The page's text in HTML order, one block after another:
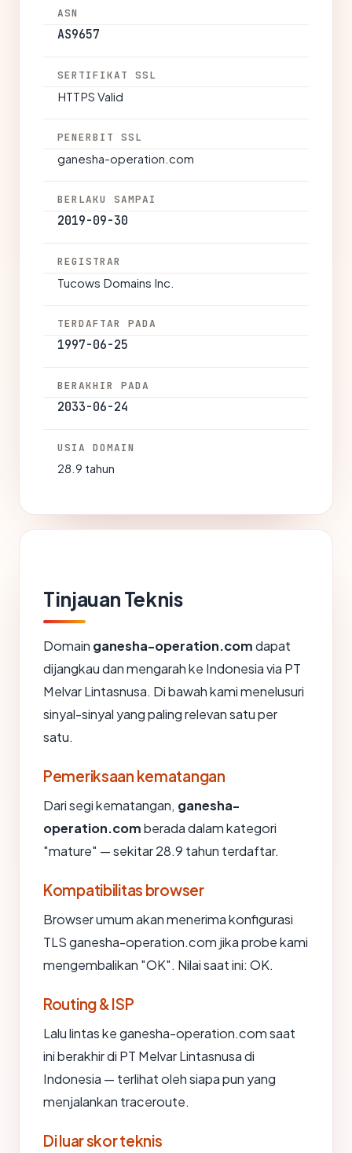
ASN
AS9657
SERTIFIKAT SSL
HTTPS Valid
PENERBIT SSL
ganesha-operation.com
BERLAKU SAMPAI
2019-09-30
REGISTRAR
Tucows Domains Inc.
TERDAFTAR PADA
1997-06-25
BERAKHIR PADA
2033-06-24
USIA DOMAIN
28.9 tahun
Tinjauan Teknis
Domain ganesha-operation.comdapat
dijangkau dan mengarah ke Indonesia via PT
Melvar Lintasnusa. Di bawah kami menelusuri
sinyal-sinyal yang paling relevan satu per
satu.
Pemeriksaan kematangan
Dari segi kematangan, ganesha-
operation.comberada dalam kategori
"mature" — sekitar 28.9 tahun terdaftar.
Kompatibilitas browser
Browser umum akan menerima konfigurasi
TLS ganesha-operation.com jika probe kami
mengembalikan "OK". Nilai saat ini: OK.
Routing & ISP
Lalu lintas ke ganesha-operation.com saat
ini berakhir di PT Melvar Lintasnusa di
Indonesia — terlihat oleh siapa pun yang
menjalankan traceroute.
Di luar skor teknis